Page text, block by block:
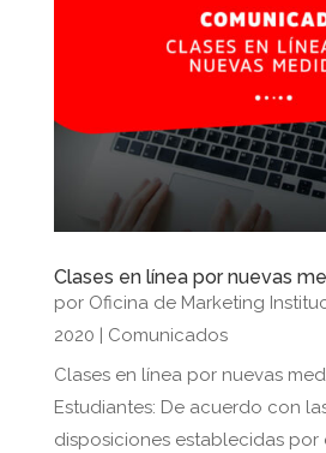
Clases en línea por nuevas
por Oficina de Marketing
2020
Comunicados
Clases en línea por nuevas
Estudiantes: De acuerdo con
disposiciones establecidas por